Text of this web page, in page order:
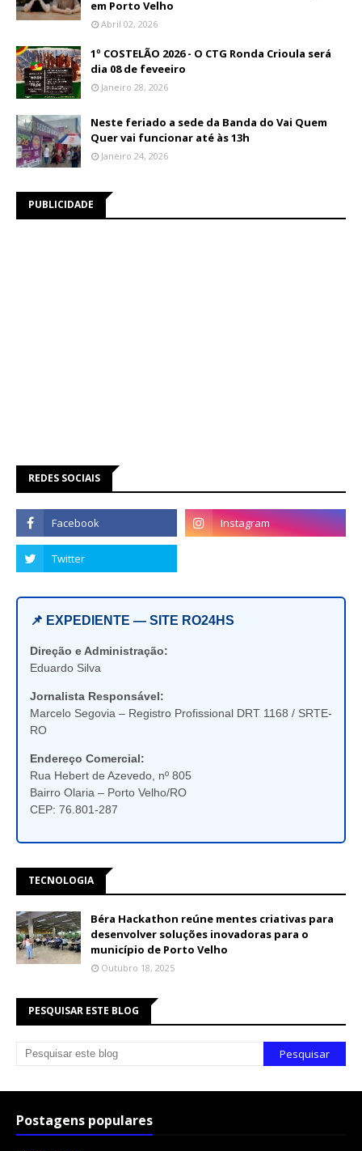
em Porto Velho
Abril 02, 2026
1º COSTELÃO 2026 - O CTG Ronda Crioula será
dia 08 de feveeiro
Janeiro 28, 2026
Neste feriado a sede da Banda do Vai Quem
Quer vai funcionar até às 13h
Janeiro 24, 2026
PUBLICIDADE
REDES SOCIAIS
📌 EXPEDIENTE — SITE RO24HS
Direção e Administração:
Eduardo Silva
Jornalista Responsável:
Marcelo Segovia – Registro Profissional DRT 1168 / SRTE-
RO
Endereço Comercial:
Rua Hebert de Azevedo, nº 805
Bairro Olaria – Porto Velho/RO
CEP: 76.801-287
TECNOLOGIA
Béra Hackathon reúne mentes criativas para
desenvolver soluções inovadoras para o
município de Porto Velho
Outubro 18, 2025
PESQUISAR ESTE BLOG
Postagens populares